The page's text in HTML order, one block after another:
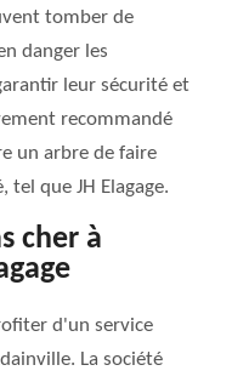
tomber de
danger les
leur sécurité et
recommandé
un arbre de faire
que JH Elagage.
cher à
d'un service
La société